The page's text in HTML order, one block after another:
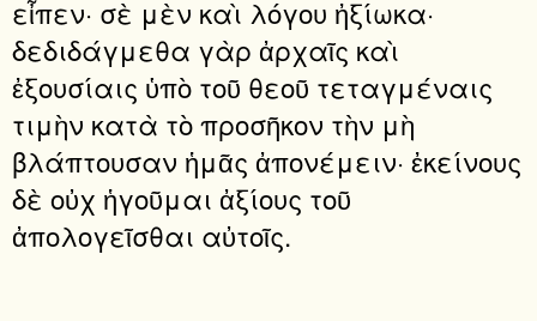
εἶπεν· σὲ μὲν καὶ λόγου ἠξίωκα·
δεδιδάγμεθα γὰρ ἀρχαῖς καὶ
ἐξουσίαις ὑπὸ τοῦ θεοῦ τεταγμέναις
τιμὴν κατὰ τὸ προσῆκον τὴν μὴ
βλάπτουσαν ἡμᾶς ἀπονέμειν· ἐκείνους
δὲ οὐχ ἡγοῦμαι ἀξίους τοῦ
ἀπολογεῖσθαι αὐτοῖς.